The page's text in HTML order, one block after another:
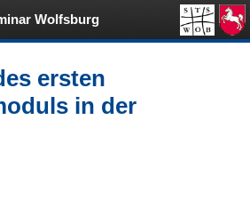
ersten
in der
Wolfsburg